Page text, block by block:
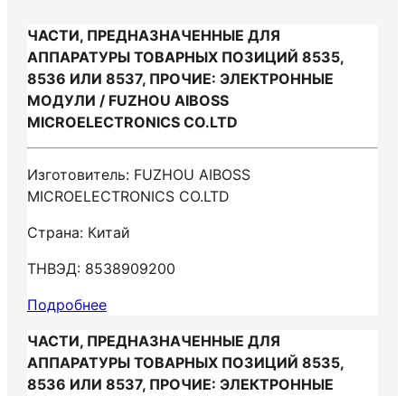
ЧАСТИ, ПРЕДНАЗНАЧЕННЫЕ ДЛЯ
АППАРАТУРЫ ТОВАРНЫХ ПОЗИЦИЙ 8535,
8536 ИЛИ 8537, ПРОЧИЕ: ЭЛЕКТРОННЫЕ
МОДУЛИ / FUZHOU AIBOSS
MICROELECTRONICS CO.LTD
Изготовитель: FUZHOU AIBOSS
MICROELECTRONICS CO.LTD
Страна: Китай
ТНВЭД: 8538909200
Подробнее
ЧАСТИ, ПРЕДНАЗНАЧЕННЫЕ ДЛЯ
АППАРАТУРЫ ТОВАРНЫХ ПОЗИЦИЙ 8535,
8536 ИЛИ 8537, ПРОЧИЕ: ЭЛЕКТРОННЫЕ